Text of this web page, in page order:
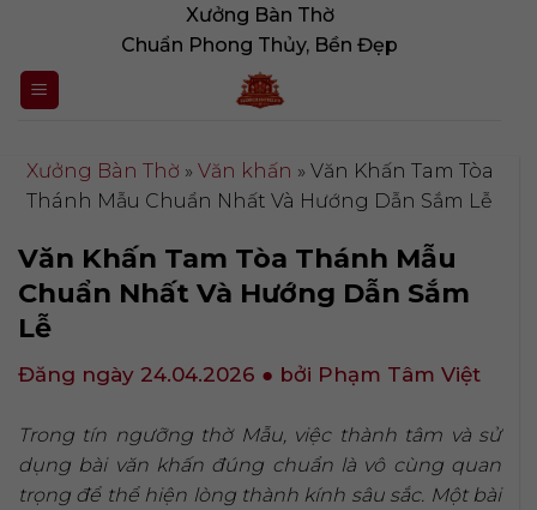
nội
dung
Xưởng Bàn Thờ
Chuẩn Phong Thủy, Bền Đẹp
Xưởng Bàn Thờ » Văn khấn » Văn Khấn Tam Tòa
Thánh Mẫu Chuẩn Nhất Và Hướng Dẫn Sắm Lễ
Văn Khấn Tam Tòa Thánh Mẫu
Chuẩn Nhất Và Hướng Dẫn Sắm
Lễ
Đăng ngày 24.04.2026 ● bởi Phạm Tâm Việt
Trong tín ngưỡng thờ Mẫu, việc thành tâm và sử
dụng bài văn khấn đúng chuẩn là vô cùng quan
trọng để thể hiện lòng thành kính sâu sắc. Một bài